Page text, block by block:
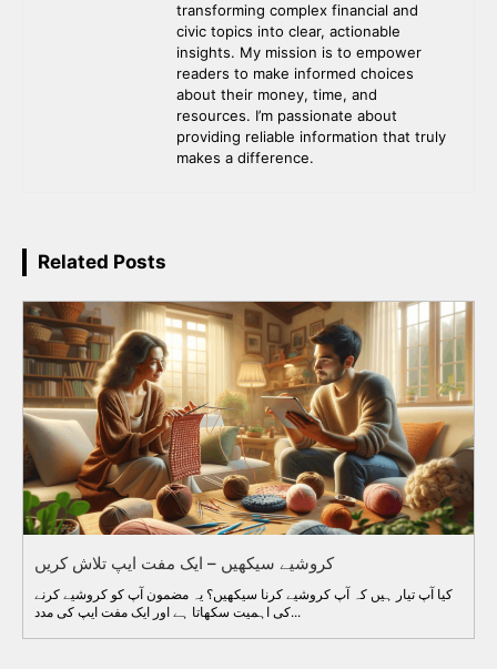
transforming complex financial and
civic topics into clear, actionable
insights. My mission is to empower
readers to make informed choices
about their money, time, and
resources. I’m passionate about
providing reliable information that truly
makes a difference.
Related Posts
کروشیے سیکھیں – ایک مفت ایپ تلاش کریں
کیا آپ تیار ہیں کہ آپ کروشیے کرنا سیکھیں؟ یہ مضمون آپ کو کروشیے کرنے
کی اہمیت سکھاتا ہے اور ایک مفت ایپ کی مدد...